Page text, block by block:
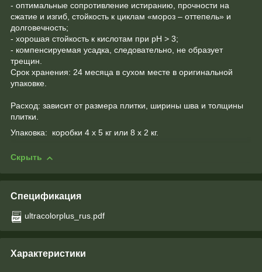
- оптимальные сопротивление истиранию, прочности на
сжатие и изгиб, стойкость к циклам «мороз – оттепель» и
долговечность;
- хорошая стойкость к кислотам при рН > 3;
- компенсируемая усадка, следовательно, не образует
трещин.
Срок хранения: 24 месяца в сухом месте в оригинальной
упаковке.
Расход: зависит от размера плитки, ширины шва и толщины
плитки.
Упаковка: коробки 4 х 5 кг или 8 x 2 кг.
Скрыть
Спецификация
ultracolorplus_rus.pdf
Характеристики